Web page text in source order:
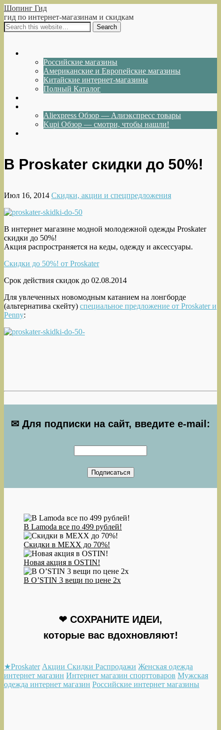
Шопинг Гид
гид по интернет-магазинам и скидкам
Российские магазины
Американские и Европейские магазины
Китайские интернет-магазины
Полный Каталог
Aliexpress Обзор — Алиэкспресс товары
Kupi Обзор — смотри, чтобы нашли!
В Proskater скидки до 50%!
Июл 16, 2014 Скидки, акции и спецпредложения
В интернет магазине модной молодежной одежды Proskater
скидки до 50%!
Акция распространяется на кеды, одежду и аксессуары.
Скидки до 50%! от Proskater
Срок действия скидок до 02.08.2014
Для увлеченных новомодным катанием на лонгборде
(альтернатива скейту) специальное предложение от Proskater и
Penny:
✉ Для подписки на сайт, введите e-mail:
В Lamoda все по 499 рублей!
Скидки в MEXX до 70%!
Новая акция в OSTIN!
В O’STIN 3 вещи по цене 2х
❤ СОХРАНИТЕ ИДЕИ,
которые вас вдохновляют!
★Proskater Акции Скидки Распродажи Женская одежда
интернет магазин Интернет магазин спорттоваров Мужская
одежда интернет магазин Российские интернет магазины